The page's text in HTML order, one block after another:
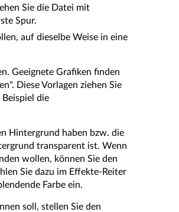
Sie die Datei mit
Spur.
auf dieselbe Weise in eine
Geeignete Grafiken finden
Diese Vorlagen ziehen Sie
die
Hintergrund haben bzw. die
transparent ist. Wenn
wollen, können Sie den
Sie dazu im Effekte-Reiter
Farbe ein.
soll, stellen Sie den